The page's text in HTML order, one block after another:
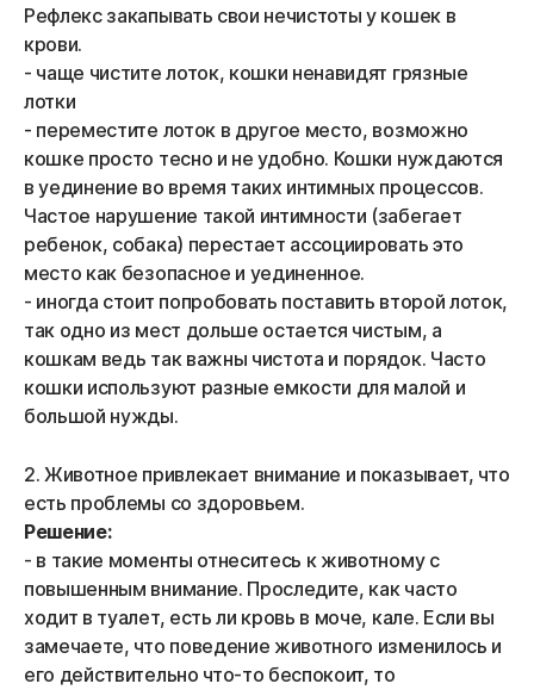
Рефлекс закапывать свои нечистоты у кошек в
крови.
- чаще чистите лоток, кошки ненавидят грязные
лотки
- переместите лоток в другое место, возможно
кошке просто тесно и не удобно. Кошки нуждаются
в уединение во время таких интимных процессов.
Частое нарушение такой интимности (забегает
ребенок, собака) перестает ассоциировать это
место как безопасное и уединенное.
- иногда стоит попробовать поставить второй лоток,
так одно из мест дольше остается чистым, а
кошкам ведь так важны чистота и порядок. Часто
кошки используют разные емкости для малой и
большой нужды.
2. Животное привлекает внимание и показывает, что
есть проблемы со здоровьем.
Решение:
- в такие моменты отнеситесь к животному с
повышенным внимание. Проследите, как часто
ходит в туалет, есть ли кровь в моче, кале. Если вы
замечаете, что поведение животного изменилось и
его действительно что-то беспокоит, то